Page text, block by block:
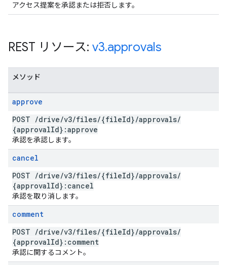
アクセス提案を承認または拒否します。
REST リソース: v3.approvals
メソッド
approve
POST /drive/v3/files/{fileId}/approvals/
{approvalId}:approve
承認を承認します。
cancel
POST /drive/v3/files/{fileId}/approvals/
{approvalId}:cancel
承認を取り消します。
comment
POST /drive/v3/files/{fileId}/approvals/
{approvalId}:comment
承認に関するコメント。